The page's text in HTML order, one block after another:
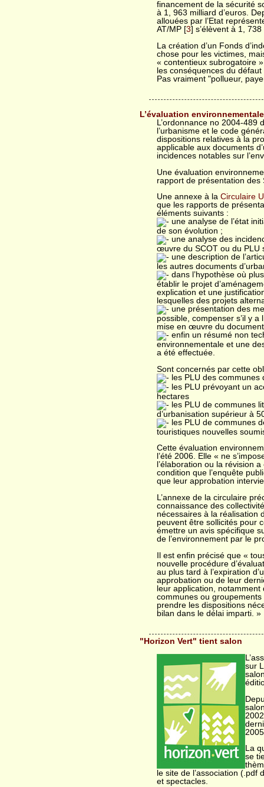
financement de la sécurité
à 1, 963 milliard d’euros.
allouées par l’Etat
AT/MP [3] s’élèvent à 1,
La création d’un Fonds
chose pour les victimes,
« contentieux subrogatoire
les conséquences du
Pas vraiment "pollueur,
L’évaluation
L’ordonnance no 2004-
l’urbanisme et le code
dispositions relatives à la
applicable aux documents
incidences notables sur
Une évaluation
rapport de présentation des
Une annexe à laCirculaire
que les rapports de
éléments suivants :
une analyse de l’état
de son évolution ;
une analyse des
œuvre du SCOT ou du PLU
une description de
les autres documents
dans l’hypothèse où
établir le projet
explication et une
lesquelles des projets
une présentation des
possible, compenser s’il y
mise en œuvre du document
enfin un résumé non
environnementale et une
a été effectuée.
Sont concernés par cette
les PLU des
les PLU prévoyant un
hectares
les PLU de communes
d’urbanisation supérieur à
les PLU de communes
touristiques nouvelles
Cette évaluation
l’été 2006. Elle « ne
l’élaboration ou la révision
condition que l’enquête
que leur approbation
L’annexe de la circulaire
connaissance des
nécessaires à la réalisation
peuvent être sollicités pour
émettre un avis spécifique
de l’environnement par le
Il est enfin précisé que «
nouvelle procédure
au plus tard à l’expiration
approbation ou de leur
leur application, notamment
communes ou
prendre les dispositions
bilan dans le délai imparti. »
"Horizon Vert" tient salon
sur
La
se
le site de l’association (.pdf
et spectacles.